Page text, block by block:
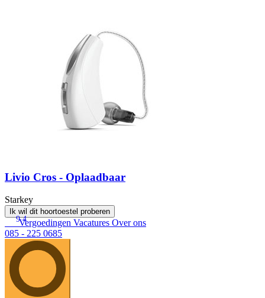
Livio Cros - Oplaadbaar
Starkey
Ik wil dit hoortoestel proberen
9.4
Vergoedingen Vacatures Over ons
085 - 225 0685